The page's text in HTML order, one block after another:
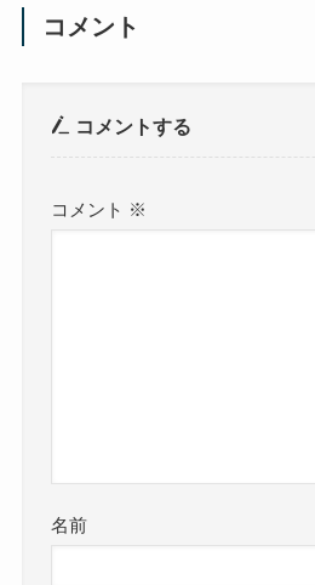
コメント
コメントする
コメント ※
名前